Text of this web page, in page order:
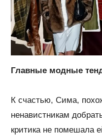
Главные модные
К счастью, Сима,
ненавистникам
критика не помешала